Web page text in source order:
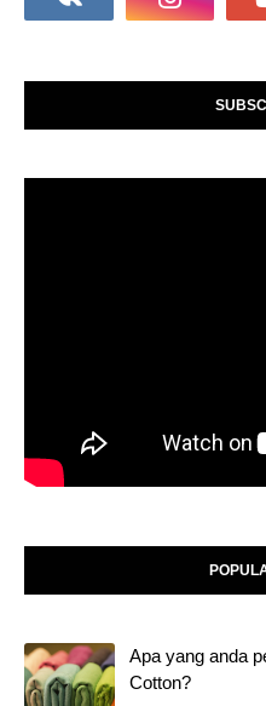
Apa yang anda
Cotton?